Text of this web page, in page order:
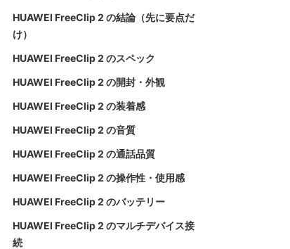
HUAWEI FreeClip 2 の結論（先に要点だ
け）
HUAWEI FreeClip 2 のスペック
HUAWEI FreeClip 2 の開封・外観
HUAWEI FreeClip 2 の装着感
HUAWEI FreeClip 2 の音質
HUAWEI FreeClip 2 の通話品質
HUAWEI FreeClip 2 の操作性・使用感
HUAWEI FreeClip 2 のバッテリー
HUAWEI FreeClip 2 のマルチデバイス接
続